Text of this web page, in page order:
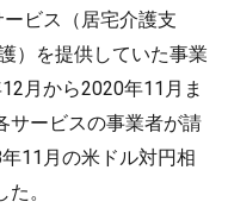
ビス（居宅介護支
）を提供していた事業
月から2020年11月ま
サービスの事業者が請
11月の米ドル対円相
。